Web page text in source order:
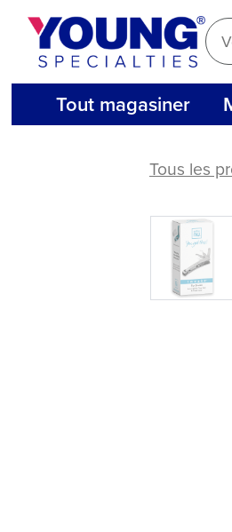
Aller
contenu
Tout magasiner
appareils
orthodontiques
Tous les